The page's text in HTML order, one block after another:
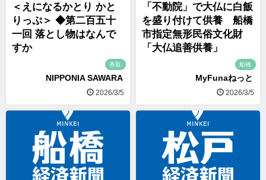
＜えになるかとり かと
りっぷ＞ ◆第二百五十
一回 落とし物はなんで
すか
香取
NIPPONIA SAWARA
2026/3/5
「不動院」で大仏に白飯
を盛り付けて供養 船橋
市指定無形民俗文化財
「大仏追善供養」
船橋
MyFunaねっと
2026/3/5